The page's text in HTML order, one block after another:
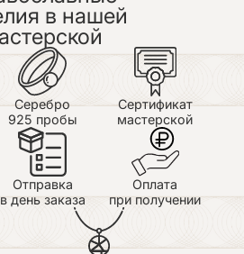
всегда с нами!
Всё выполнено на очень
в нашей
Серебро
925 пробы
Сертификат
мастерской
Отправка
в день заказа
Оплата
при получении